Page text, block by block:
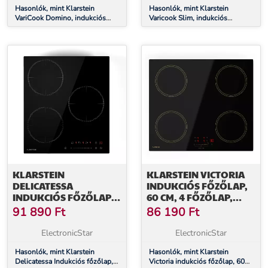
Hasonlók, mint Klarstein
VariCook Domino, indukciós
főzőlap, 2 főzőlap, 3000 W
Hasonlók, mint Klarstein
Varicook Slim, indukciós
főzőlap, 2900 W, 60-240 °C, 2
KLARSTEIN
DELICATESSA
INDUKCIÓS FŐZŐLAP,
45 CM, 6600 W, 3
FŐZŐLAP
91 890 Ft
ElectronicStar
Hasonlók, mint Klarstein
Delicatessa Indukciós főzőlap,
KLARSTEIN VICTORIA
INDUKCIÓS FŐZŐLAP,
60 CM, 4 FŐZŐLAP,
CSÚSZKA, BOOST
FUNKCIÓ
86 190 Ft
ElectronicStar
Hasonlók, mint Klarstein
Victoria indukciós főzőlap, 60